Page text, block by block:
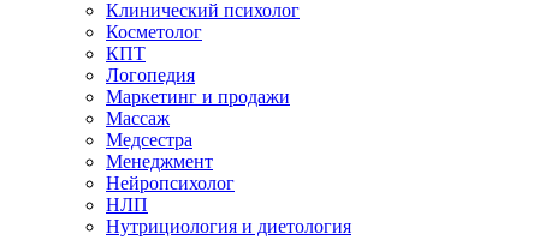
Клинический психолог
Косметолог
КПТ
Логопедия
Маркетинг и продажи
Массаж
Медсестра
Менеджмент
Нейропсихолог
НЛП
Нутрициология и диетология